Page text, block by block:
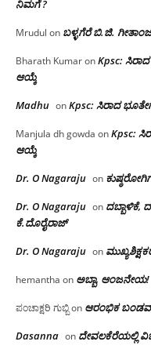
ನಿಮಗೆ ?
Mrudul on ಬಳ್ಳಗೆರೆ ಬಿ.ಜಿ.
Bharath KumaronKpsc:
ಆಯ್ಕೆ
Madhu onKpsc: ಸಿರಾದ
Manjula dh gowda onKpsc:
ಆಯ್ಕೆ
Dr. O Nagaraju on
Dr. O Nagaraju on ದಬ್ಬಾಳಿಕೆ,
ಕೆ.ದೊರೈರಾಜ್
Dr. O Nagaraju on
hemantha on ಅಬ್ಬಾ, ಆಂಜನೇಯ!
ಪಂಚಾಕ್ಷರಿ ಗುಬ್ಬಿon ಆರಂಭಿಕ
Dasanna on ದೇವಲಕೆರೆಯಲ್ಲಿ